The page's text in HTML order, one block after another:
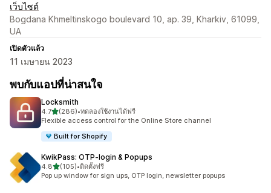
เว็บไซต์
Bogdana Khmeltinskogo boulevard 10, ap. 39, Kharkiv, 61099,
UA
เปิดตัวแล้ว
11 เมษายน 2023
พบกับแอปที่น่าสนใจ
Locksmith
4.7เต็ม 5 ดาว
(286)
ทั้งหมด 286 รีวิว
•ทดลองใช้งานได้ฟรี
Flexible access control for the Online Store channel
Built for Shopify
KwikPass: OTP‑login & Popups
4.8เต็ม 5 ดาว
(105)
ทั้งหมด 105 รีวิว
•ติดตั้งฟรี
Pop up window for sign ups, OTP login, newsletter popups